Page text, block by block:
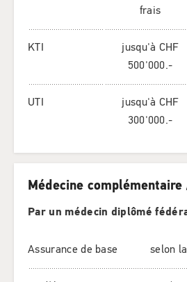
frais
KTI
jusqu'à CHF
500'000.-
UTI
jusqu'à CHF
300'000.-
Médecine
Par un médecin diplômé
Assurance de base selon